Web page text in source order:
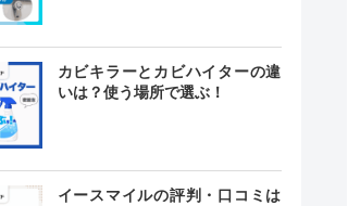
カビキラーとカビハイターの違
いは？使う場所で選ぶ！
イースマイルの評判・口コミは